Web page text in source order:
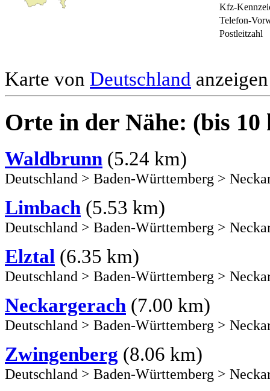
Kfz-
Telefon-
Postleitzahl
Karte von Deutschland
Orte in der Nähe: (bis 10
Waldbrunn (5.24 km)
Deutschland > Baden-Württemberg >
Limbach (5.53 km)
Deutschland > Baden-Württemberg >
Elztal (6.35 km)
Deutschland > Baden-Württemberg >
Neckargerach (7.00 km)
Deutschland > Baden-Württemberg >
Zwingenberg (8.06 km)
Deutschland > Baden-Württemberg >